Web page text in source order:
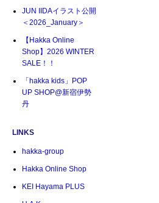
JUN IIDAイラスト公開
＜2026_January＞
【Hakka Online
Shop】2026 WINTER
SALE！！
「hakka kids」POP
UP SHOP@新宿伊勢
丹
LINKS
hakka-group
Hakka Online Shop
KEI Hayama PLUS